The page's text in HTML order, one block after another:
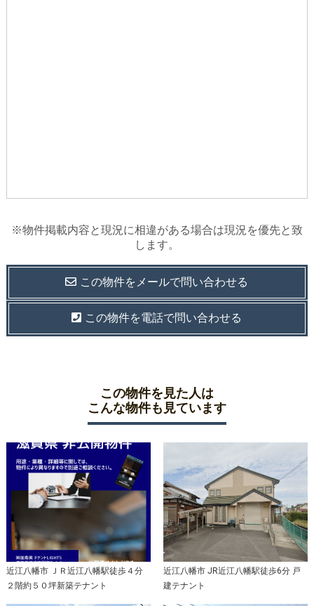
※物件掲載内容と現況に相違がある場合は現況を優先と致
します。
この物件をメールで問い合わせる
この物件を電話で問い合わせる
この物件を見た人は
こんな物件も見ています
近江八幡市 ＪＲ近江八幡駅徒歩４分
２階約５０坪新築テナント
近江八幡市 JR近江八幡駅徒歩6分 戸
建テナント